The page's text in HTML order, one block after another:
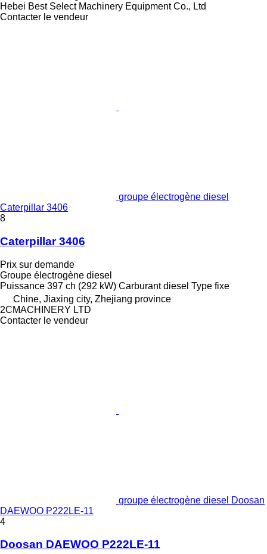
Hebei Best Select Machinery Equipment Co., Ltd
Contacter le vendeur
groupe électrogène diesel
Caterpillar 3406
8
Caterpillar 3406
Prix sur demande
Groupe électrogène diesel
Puissance 397 ch (292 kW) Carburant diesel Type fixe
Chine, Jiaxing city, Zhejiang province
2CMACHINERY LTD
Contacter le vendeur
groupe électrogène diesel Doosan
DAEWOO P222LE-11
4
Doosan DAEWOO P222LE-11